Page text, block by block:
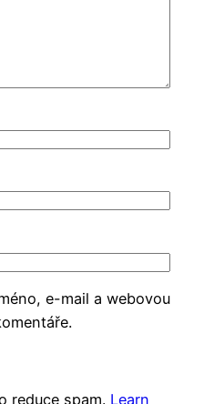
e-mail a webovou
reduce spam. Learn